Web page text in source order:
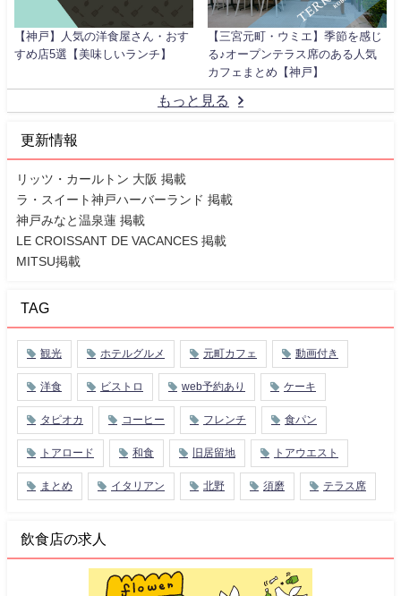
【神戸】人気の洋食屋さん・おす
すめ店5選【美味しいランチ】
【三宮元町・ウミエ】季節を感じ
る♪オープンテラス席のある人気
カフェまとめ【神戸】
もっと見る
更新情報
リッツ・カールトン 大阪 掲載
ラ・スイート神戸ハーバーランド 掲載
神戸みなと温泉蓮 掲載
LE CROISSANT DE VACANCES 掲載
MITSU掲載
TAG
観光 ホテルグルメ 元町カフェ 動画付き
洋食 ビストロ web予約あり ケーキ
タピオカ コーヒー フレンチ 食パン
トアロード 和食 旧居留地 トアウエスト
まとめ イタリアン 北野 須磨 テラス席
飲食店の求人